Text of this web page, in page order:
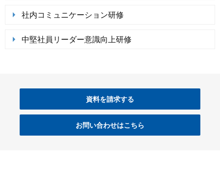
社内コミュニケーション研修
中堅社員リーダー意識向上研修
資料を請求する
お問い合わせはこちら